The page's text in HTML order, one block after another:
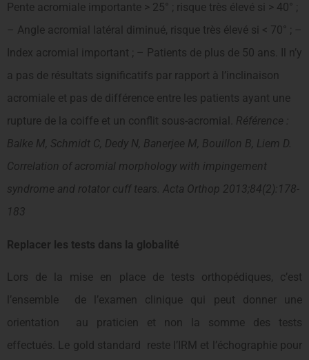
Pente acromiale importante > 25° ; risque très élevé si > 40° ;
– Angle acromial latéral diminué, risque très élevé si < 70° ; –
Index acromial important ; – Patients de plus de 50 ans. Il n’y
a pas de résultats significatifs par rapport à l’inclinaison
acromiale et pas de différence entre les patients ayant une
rupture de la coiffe et un conflit sous-acromial. Référence :
Balke M, Schmidt C, Dedy N, Banerjee M, Bouillon B, Liem D.
Correlation of acromial morphology with impingement
syndrome and rotator cuff tears. Acta Orthop 2013;84(2):178-
183
Replacer les tests dans la globalité
Lors de la mise en place de tests orthopédiques, c’est
l’ensemble de l’examen clinique qui peut donner une
orientation au praticien et non la somme des tests
effectués. Le gold standard reste l’IRM et l’échographie pour